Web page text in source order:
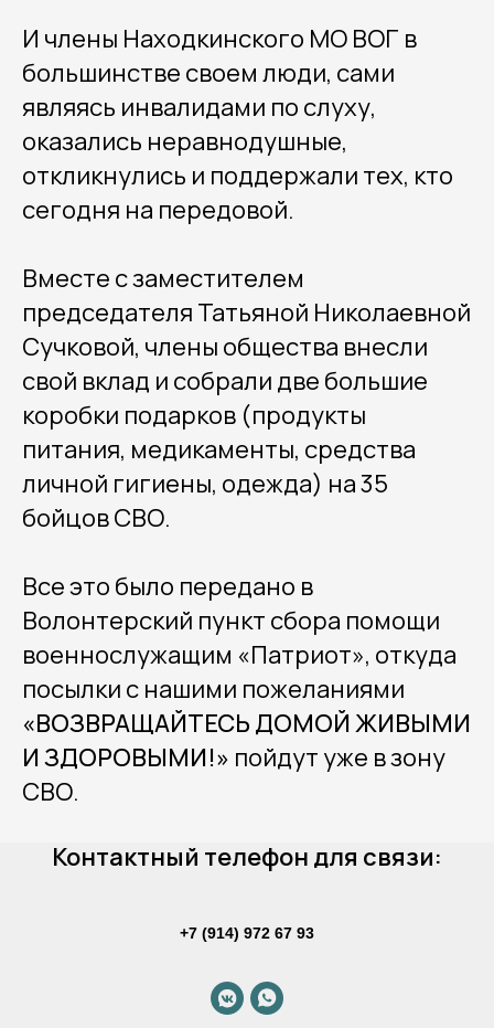
И члены Находкинского МО ВОГ в
большинстве своем люди, сами
являясь инвалидами по слуху,
оказались неравнодушные,
откликнулись и поддержали тех, кто
сегодня на передовой.
Вместе с заместителем
председателя Татьяной Николаевной
Сучковой, члены общества внесли
свой вклад и собрали две большие
коробки подарков (продукты
питания, медикаменты, средства
личной гигиены, одежда) на 35
бойцов СВО.
Все это было передано в
Волонтерский пункт сбора помощи
военнослужащим «Патриот», откуда
посылки с нашими пожеланиями
«ВОЗВРАЩАЙТЕСЬ ДОМОЙ ЖИВЫМИ
И ЗДОРОВЫМИ!» пойдут уже в зону
СВО.
Контактный телефон для связи:
+7 (914) 972 67 93